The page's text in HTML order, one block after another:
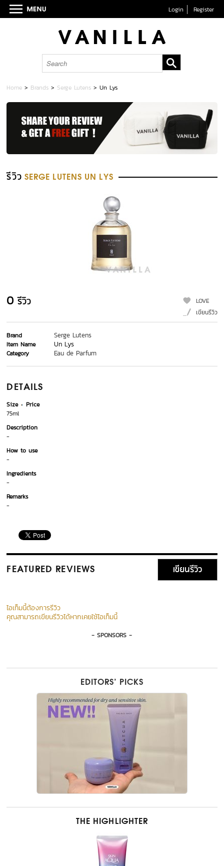
Login Register
Home > Brands > Serge Lutens >Un Lys
รีวิว SERGE LUTENS UN LYS
0 รีวิว
LOVE
เขียนรีวิว
Brand Serge Lutens
Item Name Un Lys
Category Eau de Parfum
DETAILS
Size
Price
75ml
Description
-
How to use
-
Ingredients
-
Remarks
-
FEATURED REVIEWS เขียนรีวิว
ไอเท็มนี้ต้องการรีวิว
คุณสามารถเขียนรีวิวได้หากเคยใช้ไอเท็มนี้
- SPONSORS -
EDITORS’ PICKS
THE HIGHLIGHTER